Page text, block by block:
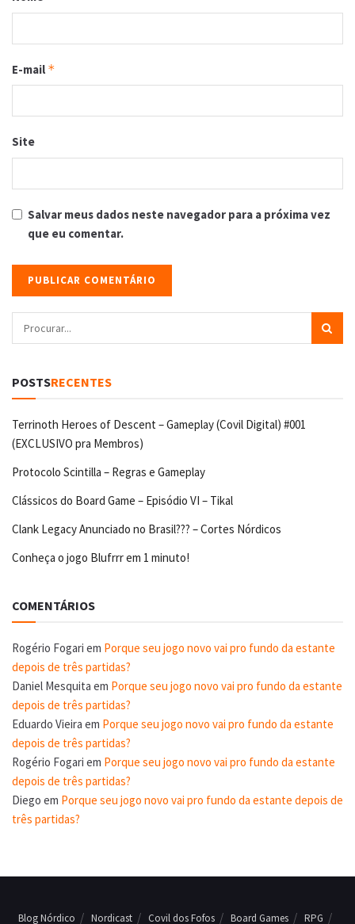
E-mail *
Site
Salvar meus dados neste navegador para a próxima vez
que eu comentar.
POSTSRECENTES
Terrinoth Heroes of Descent – Gameplay (Covil Digital) #001
(EXCLUSIVO pra Membros)
Protocolo Scintilla – Regras e Gameplay
Clássicos do Board Game – Episódio VI – Tikal
Clank Legacy Anunciado no Brasil??? – Cortes Nórdicos
Conheça o jogo Blufrrr em 1 minuto!
COMENTÁRIOS
Rogério Fogari em Porque seu jogo novo vai pro fundo da estante
depois de três partidas?
Daniel Mesquita em Porque seu jogo novo vai pro fundo da estante
depois de três partidas?
Eduardo Vieira em Porque seu jogo novo vai pro fundo da estante
depois de três partidas?
Rogério Fogari em Porque seu jogo novo vai pro fundo da estante
depois de três partidas?
Diego em Porque seu jogo novo vai pro fundo da estante depois de
três partidas?
Blog Nórdico Nordicast Covil dos Fofos Board Games RPG